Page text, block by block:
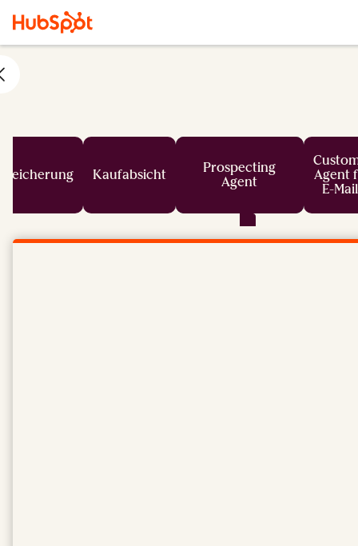
Kaufabsicht
Prospecting
Agent
Agent
E-